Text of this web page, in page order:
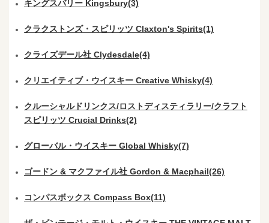
キングスバリー Kingsbury(3)
クラクストンズ・スピリッツ Claxton's Spirits(1)
クライズデール社 Clydesdale(4)
クリエイティブ・ウイスキー Creative Whisky(4)
クルーシャルドリンクス/ロストディスティラリー/クラフト
スピリッツ Crucial Drinks(2)
グローバル・ウイスキー Global Whisky(7)
ゴードン & マクファイル社 Gordon & Macphail(26)
コンパスボックス Compass Box(11)